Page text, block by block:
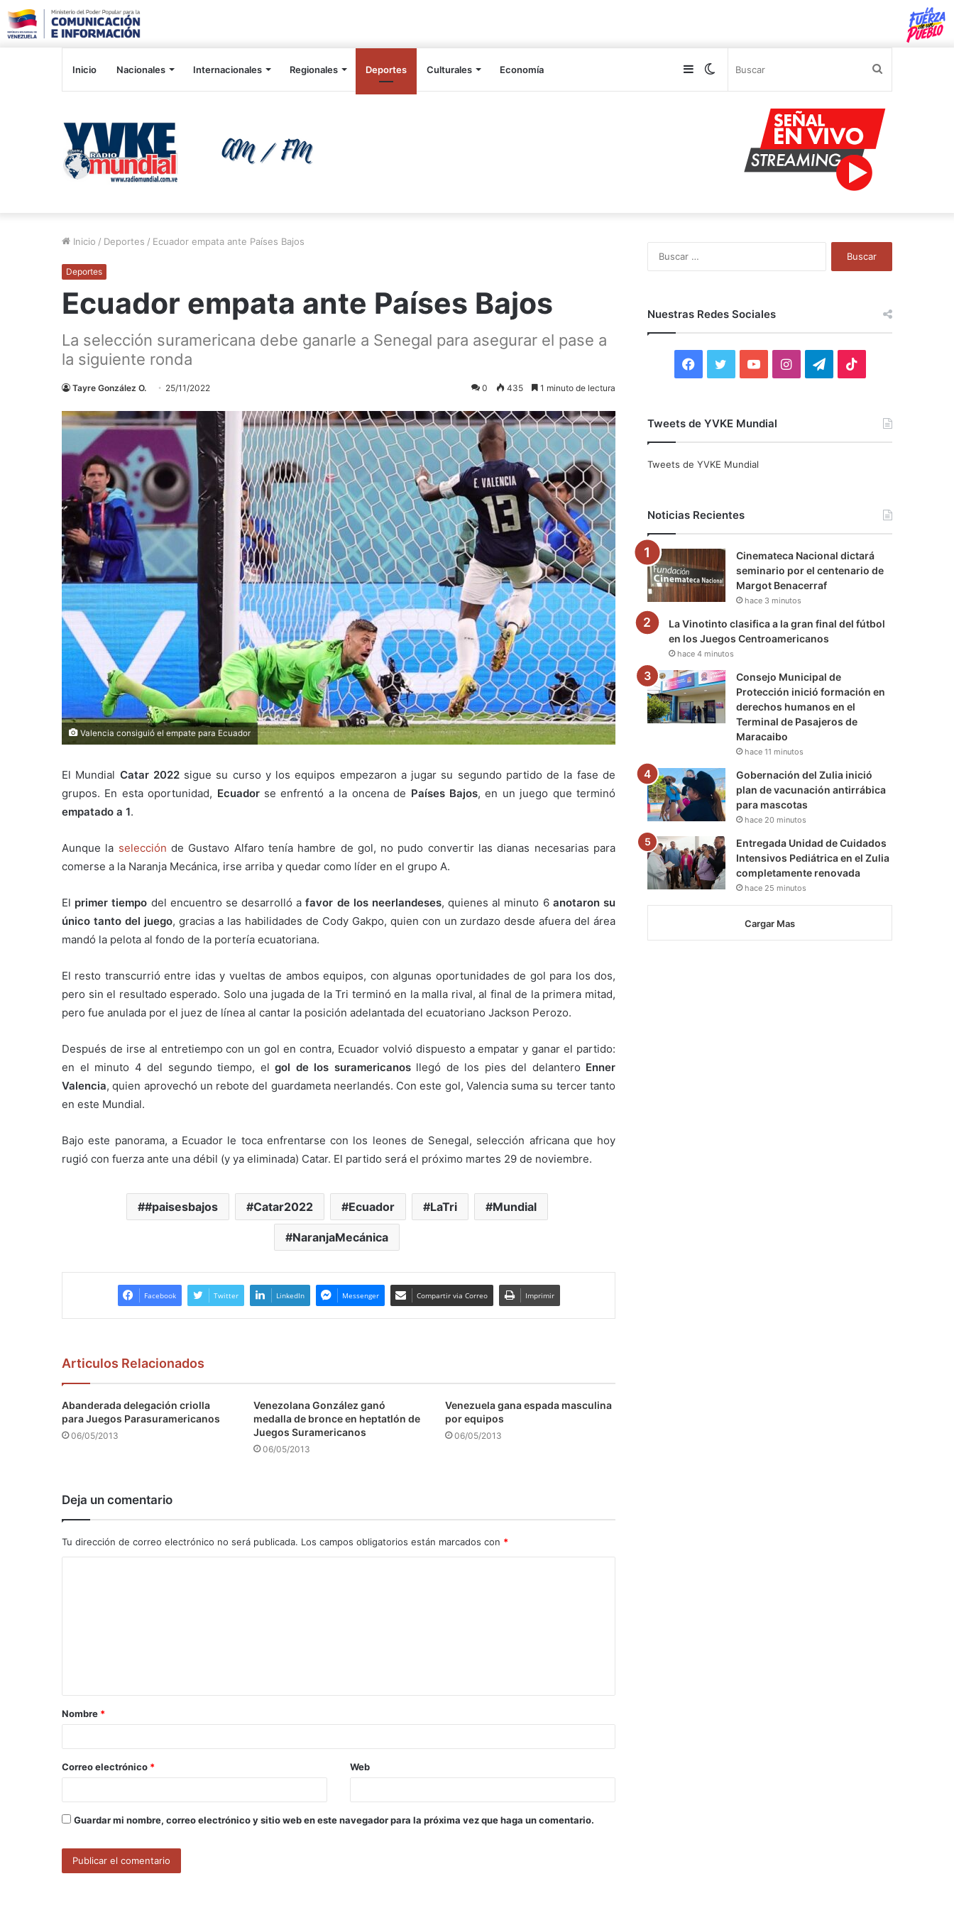
Inicio Nacionales Internacionales Regionales Deportes Culturales Economía Switch
Sidebar
Inicio / Deportes / Ecuador empata ante Países Bajos
Deportes
Ecuador empata ante Países Bajos
La selección suramericana debe ganarle a Senegal para asegurar el pase a
la siguiente ronda
Tayre González O. 25/11/2022 0 435 1 minuto de lectura
Valencia consiguió el empate para Ecuador
El Mundial Catar 2022sigue su curso y los equipos empezaron a jugar su segundo partido de la fase de
grupos. En esta oportunidad, Ecuadorse enfrentó a la oncena de Países Bajos, en un juego que terminó
empatado a 1.
Aunque la selección de Gustavo Alfaro tenía hambre de gol, no pudo convertir las dianas necesarias para
comerse a la Naranja Mecánica, irse arriba y quedar como líder en el grupo A.
El primer tiempo del encuentro se desarrolló afavor de los neerlandeses, quienes al minuto 6 anotaron su
único tanto del juego, gracias a las habilidades de Cody Gakpo, quien con un zurdazo desde afuera del área
mandó la pelota al fondo de la portería ecuatoriana.
El resto transcurrió entre idas y vueltas de ambos equipos, con algunas oportunidades de gol para los dos,
pero sin el resultado esperado. Solo una jugada de la Tri terminó en la malla rival, al final de la primera mitad,
pero fue anulada por el juez de línea al cantar la posición adelantada del ecuatoriano Jackson Perozo.
Después de irse al entretiempo con un gol en contra, Ecuador volvió dispuesto a empatar y ganar el partido:
en el minuto 4 del segundo tiempo, el gol de los suramericanosllegó de los pies del delantero Enner
Valencia, quien aprovechó un rebote del guardameta neerlandés. Con este gol, Valencia suma su tercer tanto
en este Mundial.
Bajo este panorama, a Ecuador le toca enfrentarse con los leones de Senegal, selección africana que hoy
rugió con fuerza ante una débil (y ya eliminada) Catar. El partido será el próximo martes 29 de noviembre.
#paisesbajos Catar2022 Ecuador LaTri Mundial
NaranjaMecánica
Facebook Twitter LinkedIn Messenger Compartir via Correo Imprimir
Articulos Relacionados
Abanderada delegación criolla
para Juegos Parasuramericanos
06/05/2013
Venezolana González ganó
medalla de bronce en heptatlón de
Juegos Suramericanos
06/05/2013
Venezuela gana espada masculina
por equipos
06/05/2013
Deja un comentario
Tu dirección de correo electrónico no será publicada. Los campos obligatorios están marcados con *
a
r
*
Nombre *
Correo electrónico * Web
Guardar mi nombre, correo electrónico y sitio web en este navegador para la próxima vez que haga un comentario.
Nuestras Redes Sociales
F
c
o
k
i
r
Y
u
e
I
r
a
m
T
a
m
Tweets de YVKE Mundial
Tweets de YVKE Mundial
Noticias Recientes
Cinemateca Nacional dictará
seminario por el centenario de
Margot Benacerraf
hace 3 minutos
La Vinotinto clasifica a la gran final del fútbol
en los Juegos Centroamericanos
hace 4 minutos
Consejo Municipal de
Protección inició formación en
derechos humanos en el
Terminal de Pasajeros de
Maracaibo
hace 11 minutos
Gobernación del Zulia inició
plan de vacunación antirrábica
para mascotas
hace 20 minutos
Entregada Unidad de Cuidados
Intensivos Pediátrica en el Zulia
completamente renovada
hace 25 minutos
Cargar Mas